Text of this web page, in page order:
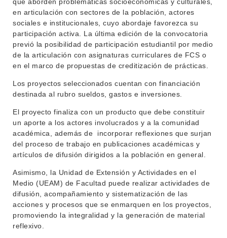
INSTITUCIONAL
DEPARTAMENTOS
ENSEÑANZA
INVESTIGACIÓN
BEDELÍA
EVA FCS
OFERTA DE GRADO
POSGRADOS
en articulación con sectores de la población, actores
sociales e institucionales, cuyo abordaje favorezca su
participación activa. La última edición de la convocatoria
previó la posibilidad de participación estudiantil por medio
de la articulación con asignaturas curriculares de FCS o
en el marco de propuestas de creditización de prácticas.
Los proyectos seleccionados cuentan con financiación
destinada al rubro sueldos, gastos e inversiones.
El proyecto finaliza con un producto que debe constituir
un aporte a los actores involucrados y a la comunidad
académica, además de incorporar reflexiones que surjan
del proceso de trabajo en publicaciones académicas y
artículos de difusión dirigidos a la población en general.
Asimismo, la Unidad de Extensión y Actividades en el
Medio (UEAM) de Facultad puede realizar actividades de
difusión, acompañamiento y sistematización de las
acciones y procesos que se enmarquen en los proyectos,
promoviendo la integralidad y la generación de material
reflexivo.